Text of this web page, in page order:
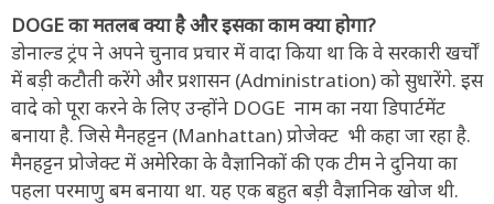
DOGE का मतलब क्या है और इसका काम क्या होगा?
डोनाल्ड ट्रंप ने अपने चुनाव प्रचार में वादा किया था कि वे सरकारी खर्चों
में बड़ी कटौती करेंगे और प्रशासन (Administration) को सुधारेंगे. इस
वादे को पूरा करने के लिए उन्होंने DOGE नाम का नया डिपार्टमेंट
बनाया है. जिसे मैनहट्टन (Manhattan) प्रोजेक्ट भी कहा जा रहा है.
मैनहट्टन प्रोजेक्ट में अमेरिका के वैज्ञानिकों की एक टीम ने दुनिया का
पहला परमाणु बम बनाया था. यह एक बहुत बड़ी वैज्ञानिक खोज थी.